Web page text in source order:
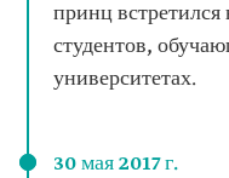
принц встретился
студентов,
университетах.
30 мая 2017 г.